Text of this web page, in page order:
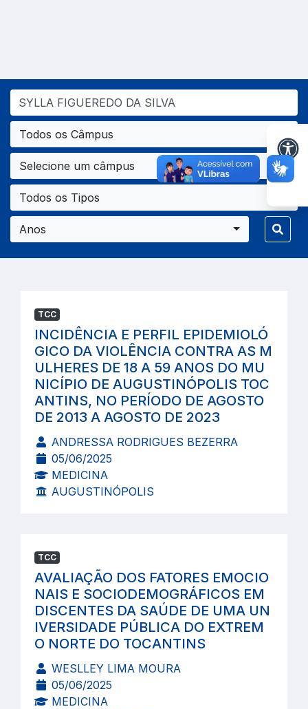
Todos os Câmpus
Selecione um câmpus
Todos os Tipos
Anos
TCC
INCIDÊNCIA E PERFIL EPIDEMIOLÓ
GICO DA VIOLÊNCIA CONTRA AS M
ULHERES DE 18 A 59 ANOS DO MU
NICÍPIO DE AUGUSTINÓPOLIS TOC
ANTINS, NO PERÍODO DE AGOSTO
DE 2013 A AGOSTO DE 2023
ANDRESSA RODRIGUES BEZERRA
05/06/2025
MEDICINA
AUGUSTINÓPOLIS
TCC
AVALIAÇÃO DOS FATORES EMOCIO
NAIS E SOCIODEMOGRÁFICOS EM
DISCENTES DA SAÚDE DE UMA UN
IVERSIDADE PÚBLICA DO EXTREM
O NORTE DO TOCANTINS
WESLLEY LIMA MOURA
05/06/2025
MEDICINA